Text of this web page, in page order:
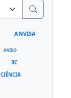
ANVISA
AVISO
BC
CIÊNCIA